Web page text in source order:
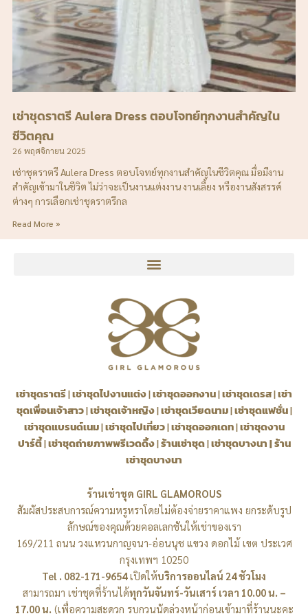
เช่าชุดราตรี Aulera Dress ตอบโจทย์ทุกงานสำคัญใน
ชีวิตคุณ
26 พฤศจิกายน 2025
เช่าชุดราตรี Aulera Dress ตอบโจทย์ทุกงานสำคัญในชีวิตคุณ มื่อมีงาน
สำคัญเข้ามาในชีวิต ไม่ว่าจะเป็นงานแต่งงาน งานเลี้ยง หรืองานสังสรรค์
ต่างๆ การเลือกเช่าชุดราตรีกล
Read More »
เช่าชุดราตรี|เช่าชุดไปงานแต่ง|เช่าชุดออกงาน|เช่าชุดเดรส|เช่า
ชุดเพื่อนเจ้าสาว|เช่าชุดเจ้าหญิง|เช่าชุดเวียดนาม|เช่าชุดแฟชั่น|
เช่าชุดแบรนด์เนม|เช่าชุดไปเที่ยว|เช่าชุดออกเดท|เช่าชุดงาน
ปาร์ตี้|เช่าชุดถ่ายภาพพรีเวดดิ้ง|ร้านเช่าชุด|เช่าชุดบางนา|ร้าน
เช่าชุดบางนา
ร้านเช่าชุด GIRL GLAMOROUS
สัมผัสประสบการณ์ความหรูหราโดยไม่ต้องจ่ายราคาแพง ยกระดับรูป
ลักษณ์ของคุณด้วยคอลเลกชันให้เช่าของเรา
169/211 ถนน วงแหวนกาญจนา-อ่อนนุช แขวง ดอกไม้ เขต ประเวศ
กรุงเทพฯ 10250
Tel . 082-171-9654เปิดให้บริการออนไลน์ 24 ชัวโมง
สามารถมา เช่าชุดที่ร้านได้ทุกวันจันทร์-วันเสาร์ เวลา 10.00 น. –
17.00 น. (เพื่อความสะดวก รบกวนนัดล่วงหน้าก่อนเข้ามาที่ร้านนะคะ